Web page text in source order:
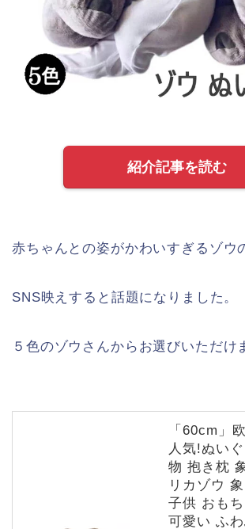
紹介記事を読む
赤ちゃんとの姿がかわいすぎるゾウ
SNS映えすると話題になりました。
５色のゾウさんからお選びいただけ
「60cm」
人気!ぬい
物 抱き枕
リカゾウ
子供 おも
可愛い ふ